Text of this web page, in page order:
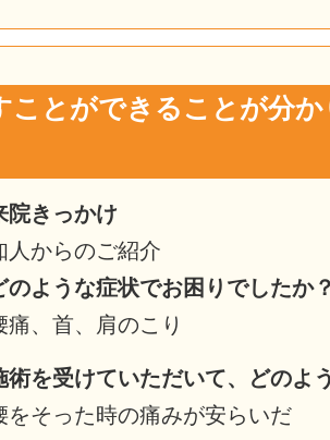
ことができることが
院きっかけ
人からのご紹介
のような症状でお困りでしたか
痛、首、肩のこり
術を受けていただいて、どのよ
をそった時の痛みが安らいだ